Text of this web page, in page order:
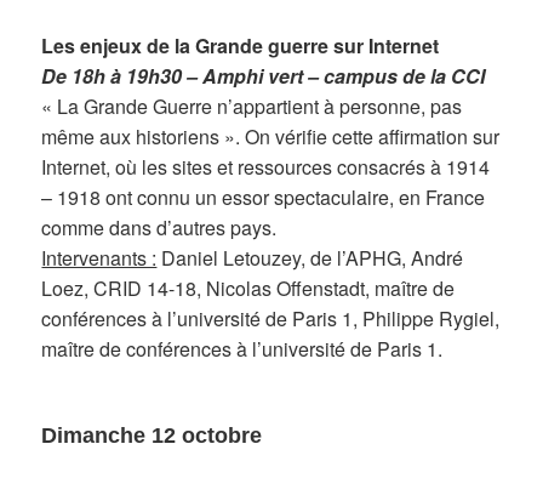
Les enjeux de la Grande guerre sur Internet
De 18h à 19h30 – Amphi vert – campus de la CCI
« La Grande Guerre n’appartient à personne, pas
même aux historiens ». On vérifie cette affirmation sur
Internet, où les sites et ressources consacrés à 1914
– 1918 ont connu un essor spectaculaire, en France
comme dans d’autres pays.
Intervenants : Daniel Letouzey, de l’APHG, André
Loez, CRID 14-18, Nicolas Offenstadt, maître de
conférences à l’université de Paris 1, Philippe Rygiel,
maître de conférences à l’université de Paris 1.
Dimanche 12 octobre